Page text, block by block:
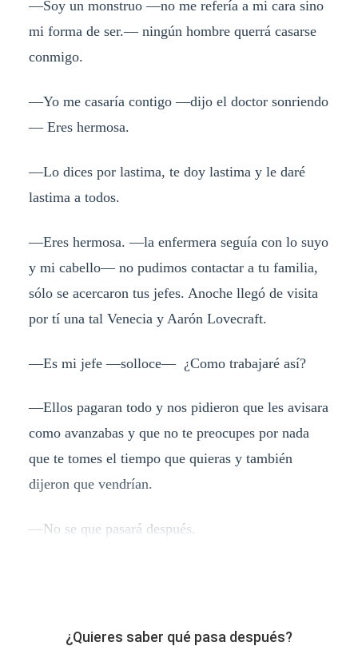
—Soy un monstruo —no me refería a mi cara sino
mi forma de ser.— ningún hombre querrá casarse
conmigo.
—Yo me casaría contigo —dijo el doctor sonriendo
— Eres hermosa.
—Lo dices por lastima, te doy lastima y le daré
lastima a todos.
—Eres hermosa. —la enfermera seguía con lo suyo
y mi cabello— no pudimos contactar a tu familia,
sólo se acercaron tus jefes. Anoche llegó de visita
por tí una tal Venecia y Aarón Lovecraft.
—Es mi jefe —solloce— ¿Como trabajaré así?
—Ellos pagaran todo y nos pidieron que les avisara
como avanzabas y que no te preocupes por nada
que te tomes el tiempo que quieras y también
dijeron que vendrían.
—No se que pasará después.
¿Quieres saber qué pasa después?